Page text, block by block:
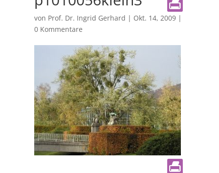
von Prof. Dr. Ingrid Gerhard | Okt. 14, 2009|
0 Kommentare